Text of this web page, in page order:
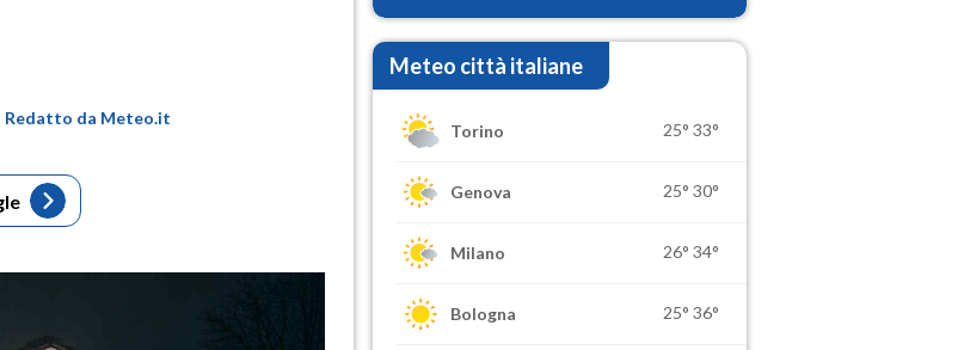
Redatto da Meteo.it
Meteo città italiane
Torino 25° 33°
Genova 25° 30°
Milano 26° 34°
Bologna 25° 36°